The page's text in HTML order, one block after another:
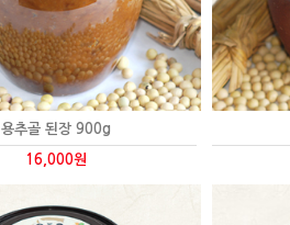
용추골 된장 900g
16,000원